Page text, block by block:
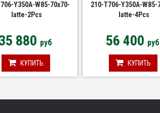
Y350A-W85-70x70-
latte-2Pcs
880 руб
КУПИТЬ
210-T706-Y350A-W85-
latte-4Pcs
56 400 руб
КУПИТЬ